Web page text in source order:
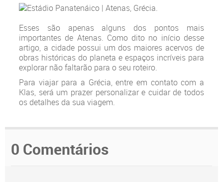
Esses são apenas alguns dos pontos mais
importantes de Atenas. Como dito no início desse
artigo, a cidade possui um dos maiores acervos de
obras históricas do planeta e espaços incríveis para
explorar não faltarão para o seu roteiro.
Para viajar para a Grécia, entre em contato com a
Klas, será um prazer personalizar e cuidar de todos
os detalhes da sua viagem.
0 Comentários